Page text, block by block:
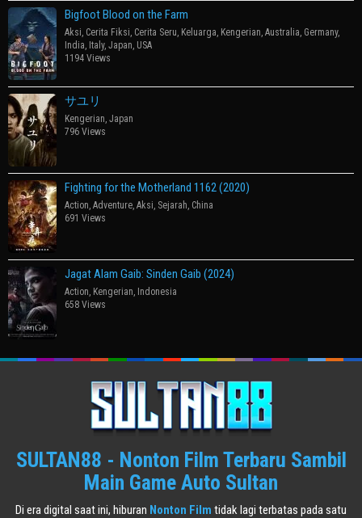
Bigfoot Blood on the Farm
Aksi, Cerita Fiksi, Cerita Seru, Keluarga, Kengerian, Australia, Germany,
India, Italy, Japan, USA
1194 Views
サユリ
Kengerian, Japan
796 Views
Fighting for the Motherland 1162 (2020)
Action, Adventure, Aksi, Sejarah, China
691 Views
Jagat Alam Gaib: Sinden Gaib (2024)
Action, Kengerian, Indonesia
658 Views
SULTAN88 - Nonton Film Terbaru Sambil
Main Game Auto Sultan
Di era digital saat ini, hiburan Nonton Film tidak lagi terbatas pada satu